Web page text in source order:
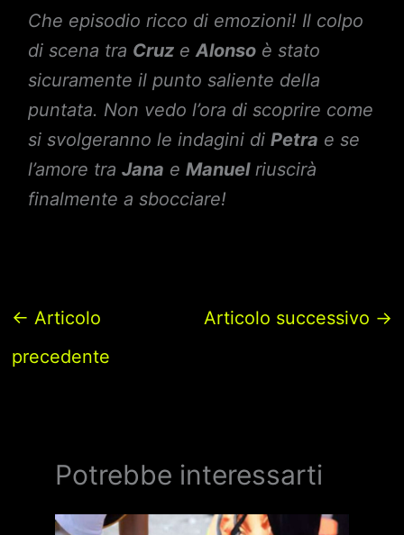
Che episodio ricco di emozioni! Il colpo
di scena tra CruzeAlonsoè stato
sicuramente il punto saliente della
puntata. Non vedo l’ora di scoprire come
si svolgeranno le indagini di Petra e se
l’amore tra Jana e Manuelriuscirà
finalmente a sbocciare!
← Articolo
precedente
Articolo successivo →
Potrebbe interessarti